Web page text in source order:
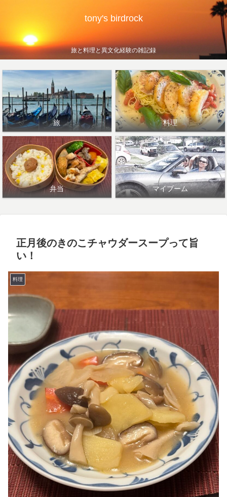
tony's birdrock
旅と料理と異文化経験の雑記録
旅 料理
弁当 マイブーム
正月後のきのこチャウダースープって旨
い！
料理